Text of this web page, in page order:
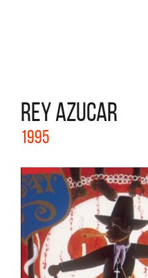
REY AZUCAR
1995